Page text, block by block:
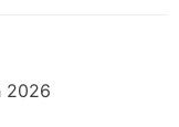
2026